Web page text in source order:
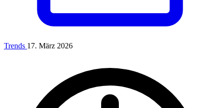
Trends 17. März 2026